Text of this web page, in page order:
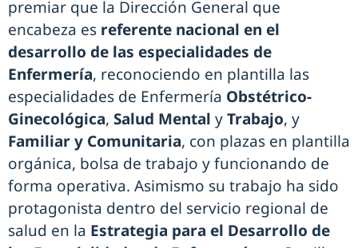
premiar que la Dirección General que
encabeza es referente nacional en el
desarrollo de las especialidades de
Enfermería, reconociendo en plantilla las
especialidades de Enfermería Obstétrico-
Ginecológica, Salud Mental yTrabajo, y
Familiar y Comunitaria, con plazas en plantilla
orgánica, bolsa de trabajo y funcionando de
forma operativa. Asimismo su trabajo ha sido
protagonista dentro del servicio regional de
salud en la Estrategia para el Desarrollo de